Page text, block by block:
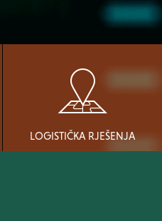
LOGISTIČKA RJEŠENJA